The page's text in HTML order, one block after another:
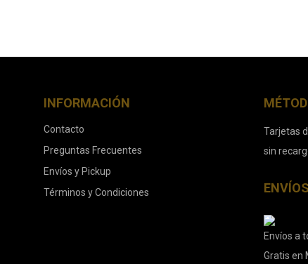
INFORMACIÓN
Contacto
Preguntas Frecuentes
Envíos y Pickup
Términos y Condiciones
Tarjetas
sin
ENVÍOS
Envíos a
Gratis en